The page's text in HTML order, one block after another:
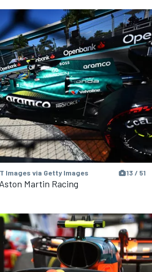
Images via Getty Images 13 / 51
Martin Racing